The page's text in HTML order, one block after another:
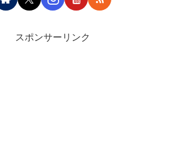
スポンサーリンク